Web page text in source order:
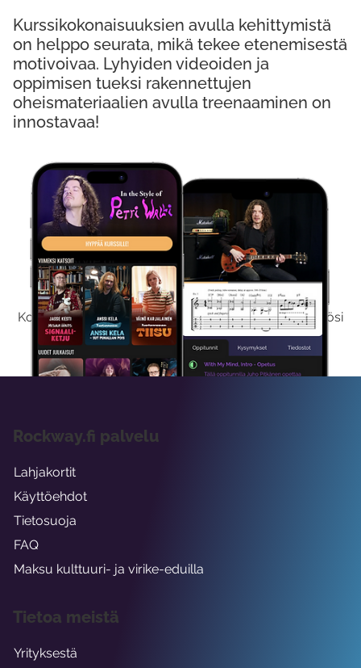
Kokeile Ilmaiseksi
Kokeilemalla ilmaiseksi saat koko sisältömme käyttöösi
viikon ajaksi.
Kurssikokonaisuuksien avulla kehittymistä
on helppo seurata, mikä tekee etenemisestä
motivoivaa. Lyhyiden videoiden ja
oppimisen tueksi rakennettujen
oheismateriaalien avulla treenaaminen on
innostavaa!
Rockway.fi palvelu
Lahjakortit
Käyttöehdot
Tietosuoja
FAQ
Maksu kulttuuri- ja virike-eduilla
Tietoa meistä
Yrityksestä